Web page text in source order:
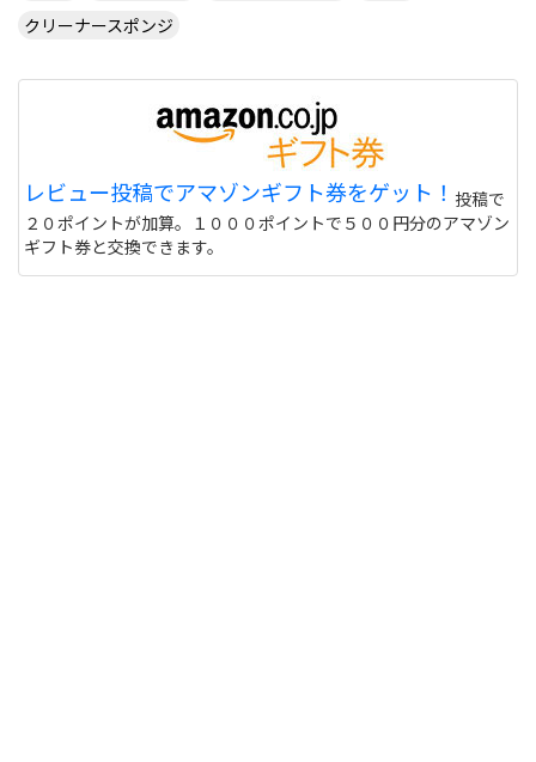
クリーナースポンジ
レビュー投稿でアマゾンギフト券をゲット！ 投稿で
２０ポイントが加算。１０００ポイントで５００円分のアマゾン
ギフト券と交換できます。